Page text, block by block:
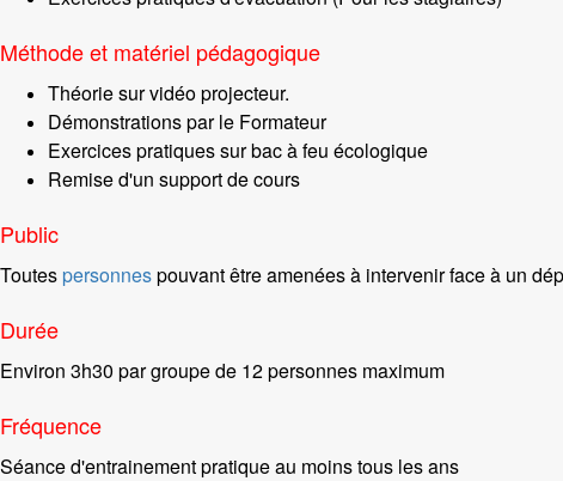
Méthode et matériel pédagogique
Théorie sur vidéo projecteur.
Démonstrations par le Formateur
Exercices pratiques sur bac à feu écologique
Remise d'un support de cours
Public
Toutespersonnespouvant être amenées à intervenir face à un
Durée
Environ 3h30 par groupe de 12 personnes maximum
Fréquence
Séance d'entrainement pratique au moins tous les ans